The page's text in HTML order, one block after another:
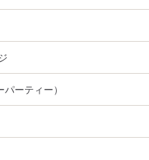
ーティー）